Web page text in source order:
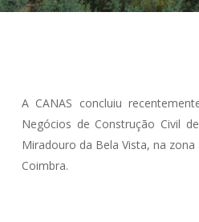
A CANAS concluiu
Negócios de Construção Civil
Miradouro da Bela Vista, na
Coimbra.